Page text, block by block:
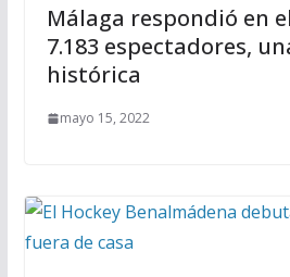
Málaga respondió en
7.183 espectadores,
histórica
mayo 15, 2022